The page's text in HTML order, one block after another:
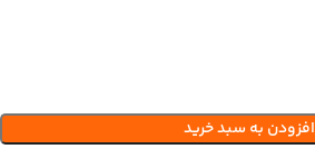
افزودن به سبد خرید